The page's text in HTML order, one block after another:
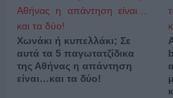
Χωνάκι ή κυπελλάκι; Σε
αυτά τα 5 παγωτατζίδικα
της Αθήνας η απάντηση
είναι…και τα δύο!